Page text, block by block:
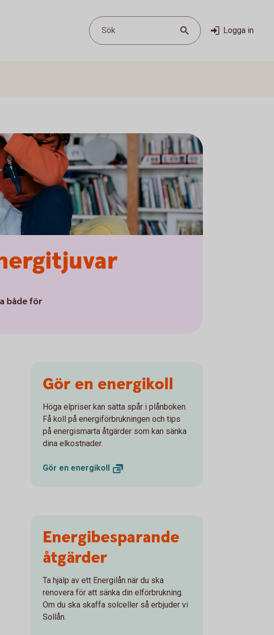
Sök Logga in
både för
Gör en energikoll
Höga elpriser kan sätta spår i plånboken.
Få koll på energiförbrukningen och tips
på energismarta åtgärder som kan sänka
dina elkostnader.
Gör en energikoll
Energibesparande
åtgärder
Ta hjälp av ett Energilån när du ska
renovera för att sänka din elförbrukning.
Om du ska skaffa solceller så erbjuder vi
Sollån.